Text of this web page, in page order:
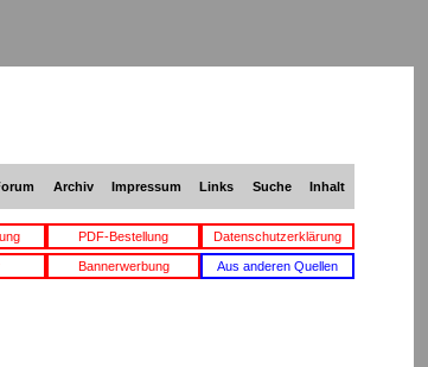
Archiv Impressum Links Suche Inhalt
PDF-Bestellung Datenschutzerklärung
Bannerwerbung Aus anderen Quellen